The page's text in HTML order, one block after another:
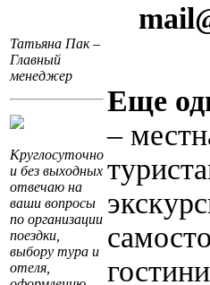
Татьяна Пак –
Главный
менеджер
Круглосуточно
и без выходных
отвечаю на
ваши вопросы
по организации
поездки,
выбору тура и
отеля,
Еще
–